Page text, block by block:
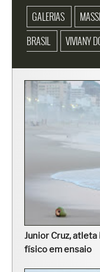
GALERIAS
BRASIL
VIVIANY
Junior Cruz,
físico em ensaio